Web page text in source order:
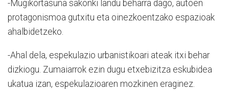
-Mugikortasuna sakonki landu beharra dago, autoen
protagonismoa gutxitu eta oinezkoentzako espazioak
ahalbidetzeko.
-Ahal dela, espekulazio urbanistikoari ateak itxi behar
dizkiogu. Zumaiarrok ezin dugu etxebizitza eskubidea
ukatua izan, espekulazioaren mozkinen eraginez.